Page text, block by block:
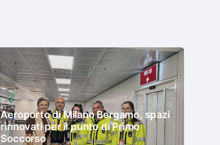
Aeroporto di Milano Bergamo, spazi
rinnovati per il punto di Primo
Soccorso